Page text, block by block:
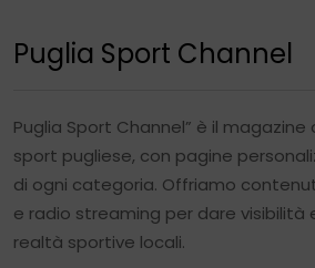
Puglia Sport Channel
Puglia Sport Channel” è il
sport pugliese, con pagine
di ogni categoria. Offriamo
e radio streaming per dare visibilità
realtà sportive locali.